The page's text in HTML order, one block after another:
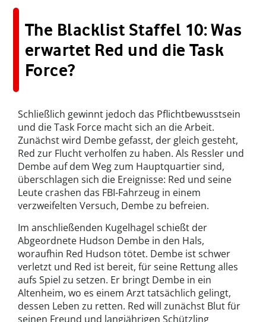
The Blacklist Staffel 10: Was
erwartet Red und die Task
Force?
Schließlich gewinnt jedoch das Pflichtbewusstsein
und die Task Force macht sich an die Arbeit.
Zunächst wird Dembe gefasst, der gleich gesteht,
Red zur Flucht verholfen zu haben. Als Ressler und
Dembe auf dem Weg zum Hauptquartier sind,
überschlagen sich die Ereignisse: Red und seine
Leute crashen das FBI-Fahrzeug in einem
verzweifelten Versuch, Dembe zu befreien.
Im anschließenden Kugelhagel schießt der
Abgeordnete Hudson Dembe in den Hals,
woraufhin Red Hudson tötet. Dembe ist schwer
verletzt und Red ist bereit, für seine Rettung alles
aufs Spiel zu setzen. Er bringt Dembe in ein
Altenheim, wo es einem Arzt tatsächlich gelingt,
dessen Leben zu retten. Red will zunächst Blut für
seinen Freund und langjährigen Schützling